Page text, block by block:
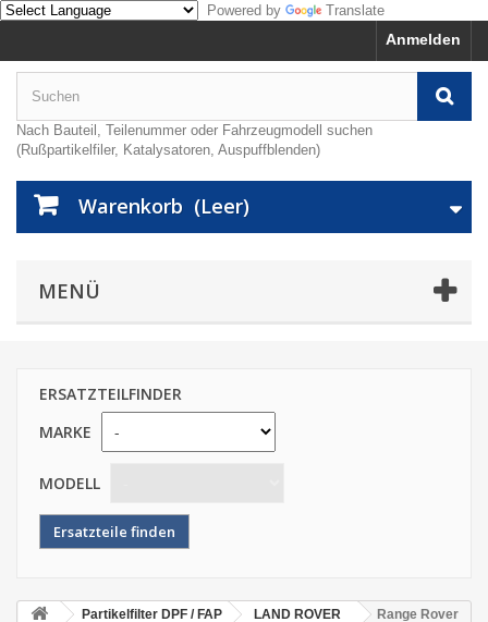
Powered by Translate
Anmelden
Nach Bauteil, Teilenummer oder Fahrzeugmodell suchen
(Rußpartikelfiler, Katalysatoren, Auspuffblenden)
Warenkorb (Leer)
MENÜ
ERSATZTEILFINDER
MARKE
MODELL
Partikelfilter DPF / FAP LAND ROVER
Range Rover